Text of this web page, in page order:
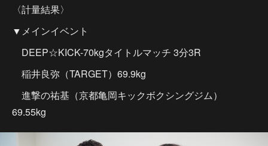
〈計量結果〉
▼メインイベント
DEEP☆KICK-70kgタイトルマッチ 3分3R
稲井良弥（TARGET）69.9kg
進撃の祐基（京都亀岡キックボクシングジム）
69.55kg